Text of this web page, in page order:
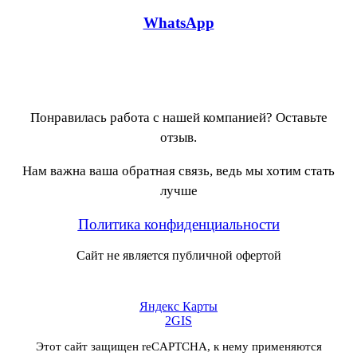
WhatsApp
Понравилась работа с нашей компанией? Оставьте
отзыв.
Нам важна ваша обратная связь, ведь мы хотим стать
лучше
Политика конфиденциальности
Сайт не является публичной офертой
Яндекс Карты
2GIS
Этот сайт защищен reCAPTCHA, к нему применяются